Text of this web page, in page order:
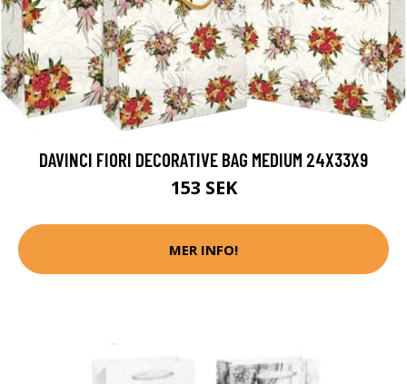
DAVINCI FIORI DECORATIVE BAG MEDIUM 24X33X9
153 SEK
MER INFO!